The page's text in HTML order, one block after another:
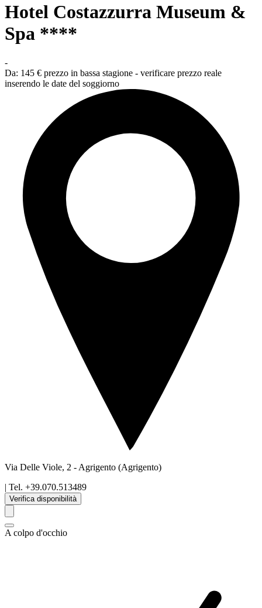
Hotel Costazzurra Museum &
Spa ****
-
Da: 145 € prezzo in bassa stagione - verificare prezzo reale
inserendo le date del soggiorno
Via Delle Viole, 2 - Agrigento (Agrigento)
| Tel. +39.070.513489
Verifica disponibilità
A colpo d'occhio